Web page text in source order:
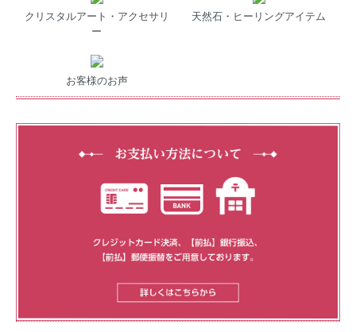
クリスタルアート・アクセサリ
ー
天然石・ヒーリングアイテム
お客様のお声